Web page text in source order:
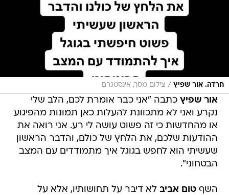
חרדה. אור שפיץ / צילום מסך, אינסטגרם
אור שפיץ כתבה "אני כבר אומרת לכם, הלב שלי
נקרע ואני לא מתכוונת להעלות כאן תמונות מהפיגוע
או מהחדשות כי זה פשוט עושה לי רע. אני רואה את
ההודעות שלכם, את הלחץ של כולם, והדבר הראשון
שעשיתי הוא לחפש בגוגל איך מתמודדים עם המצב
הבטחוני".
השףטום אביב לא דיבר על תחושותיו, אלא על